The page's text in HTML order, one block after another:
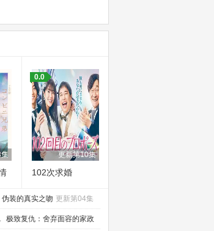
更新第10集
0.0
102次求婚
伪装的真实之吻 更新第04集
极致复仇：舍弃面容的家政